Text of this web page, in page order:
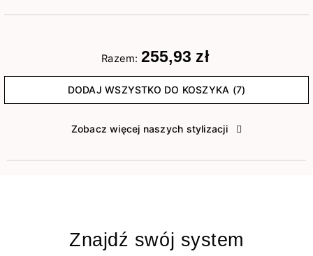
Razem: 255,93 zł
DODAJ WSZYSTKO DO KOSZYKA (7)
Zobacz więcej naszych stylizacji
Znajdź swój system